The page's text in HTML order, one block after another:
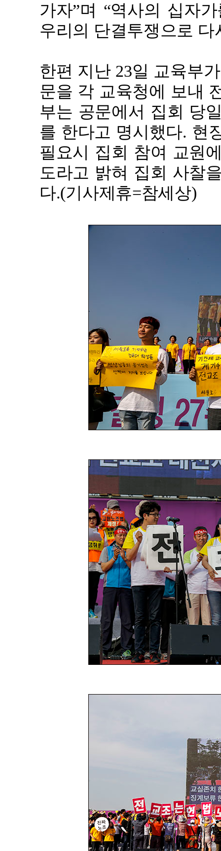
가자”며 “역사의 십자
우리의 단결투쟁으로
한편 지난 23일 교육부
문을 각 교육청에 보내
부는 공문에서 집회 당
를 한다고 명시했다. 현
필요시 집회 참여 교원
도라고 밝혀 집회 사찰
다.(기사제휴=참세상)